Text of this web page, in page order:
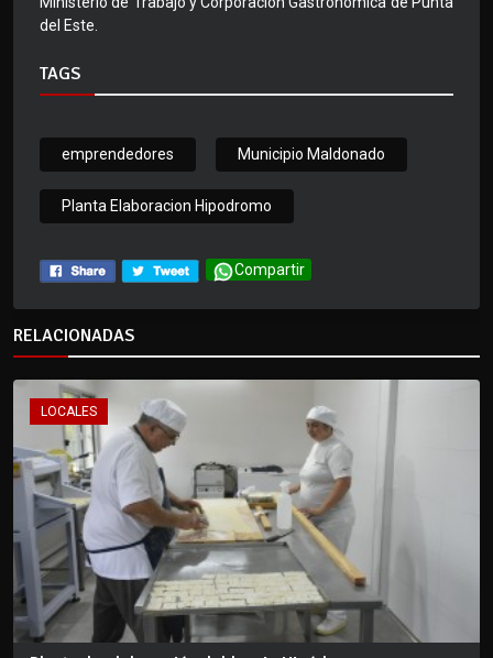
del Este.
TAGS
emprendedores Municipio Maldonado
Planta Elaboracion Hipodromo
Compartir
RELACIONADAS
LOCALES